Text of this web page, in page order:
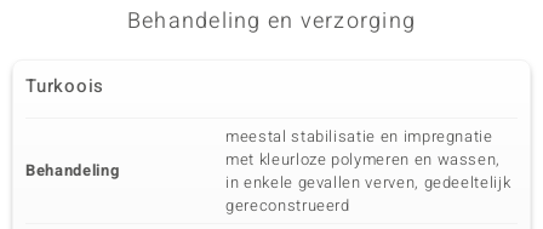
Behandeling en verzorging
Turkoois
Behandeling
meestal stabilisatie en impregnatie
met kleurloze polymeren en wassen,
in enkele gevallen verven, gedeeltelijk
gereconstrueerd